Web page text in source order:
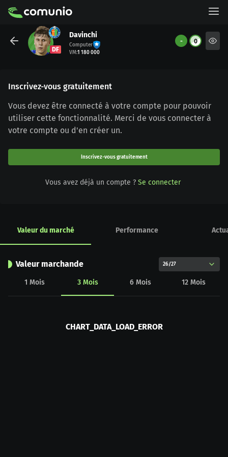
DF
Davinchi
Computer
VM:1 180 000
- 0
Inscrivez-vous gratuitement
Vous devez être connecté à votre compte pour pouvoir
utiliser cette fonctionnalité. Merci de vous connecter à
votre compte ou d'en créer un.
Inscrivez-vous gratuitement
Vous avez déjà un compte ? Se connecter
Valeur du marché Performance
Valeur marchande 26/27
1 Mois 3 Mois 6 Mois 12 Mois
CHART_DATA_LOAD_ERROR